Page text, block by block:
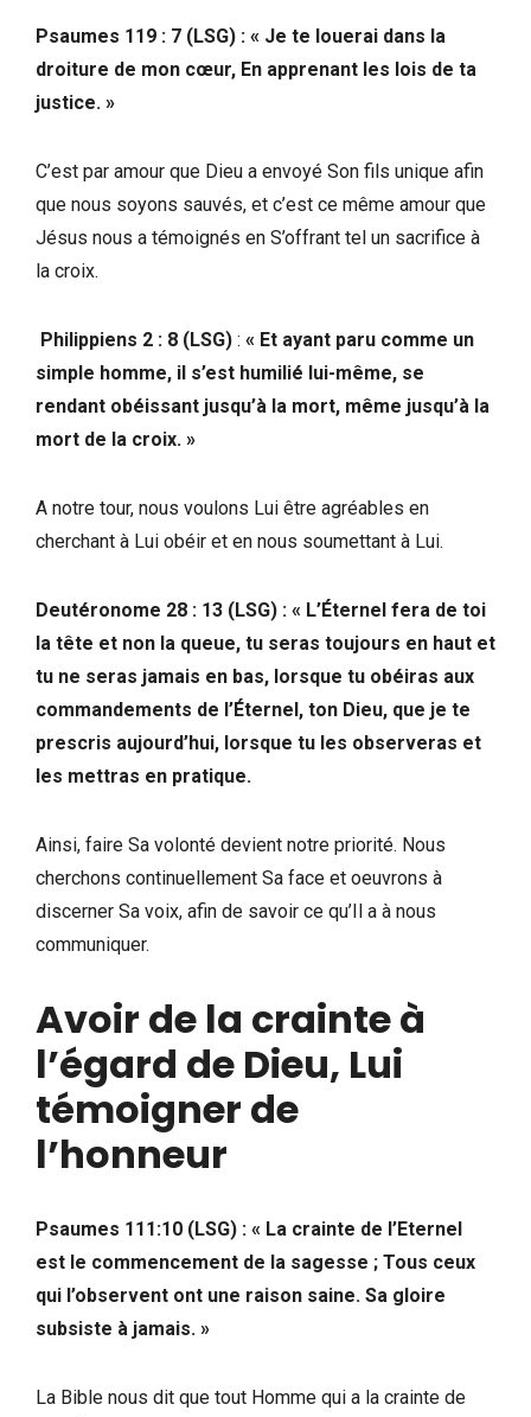
Psaumes 119 : 7 (LSG) : « Je te louerai dans la
droiture de mon cœur, En apprenant les lois de ta
justice. »
C’est par amour que Dieu a envoyé Son fils unique afin
que nous soyons sauvés, et c’est ce même amour que
Jésus nous a témoignés en S’offrant tel un sacrifice à
la croix.
Philippiens 2 : 8 (LSG) : « Et ayant paru comme un
simple homme, il s’est humilié lui-même, se
rendant obéissant jusqu’à la mort, même jusqu’à la
mort de la croix. »
A notre tour, nous voulons Lui être agréables en
cherchant à Lui obéir et en nous soumettant à Lui.
Deutéronome 28 : 13 (LSG) : « L’Éternel fera de toi
la tête et non la queue, tu seras toujours en haut et
tu ne seras jamais en bas, lorsque tu obéiras aux
commandements de l’Éternel, ton Dieu, que je te
prescris aujourd’hui, lorsque tu les observeras et
les mettras en pratique.
Ainsi, faire Sa volonté devient notre priorité. Nous
cherchons continuellement Sa face et oeuvrons à
discerner Sa voix, afin de savoir ce qu’Il a à nous
communiquer.
Avoir de la crainteà
l’égard de Dieu, Lui
témoigner de
l’honneur
Psaumes 111:10 (LSG) : « La crainte de l’Eternel
est le commencement de la sagesse ; Tous ceux
qui l’observent ont une raison saine. Sa gloire
subsiste à jamais. »
La Bible nous dit que tout Homme qui a la crainte de